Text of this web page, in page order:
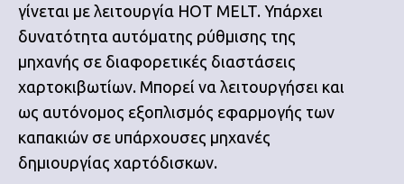
γίνεται με λειτουργία HOT MELT. Υπάρχει
δυνατότητα αυτόματης ρύθμισης της
μηχανής σε διαφορετικές διαστάσεις
χαρτοκιβωτίων. Μπορεί να λειτουργήσει και
ως αυτόνομος εξοπλισμός εφαρμογής των
καπακιών σε υπάρχουσες μηχανές
δημιουργίας χαρτόδισκων.